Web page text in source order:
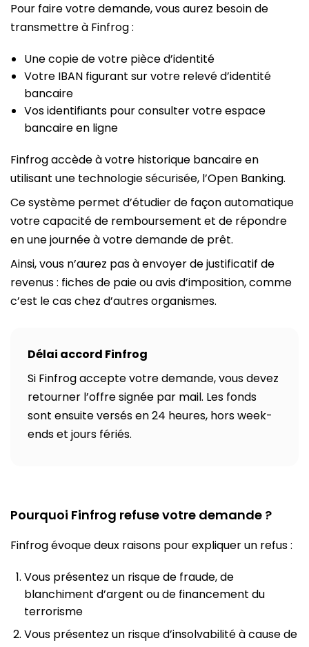
Pour faire votre demande, vous aurez besoin de
transmettre à Finfrog :
Une copie de votre pièce d’identité
Votre IBAN figurant sur votre relevé d’identité
bancaire
Vos identifiants pour consulter votre espace
bancaire en ligne
Finfrog accède à votre historique bancaire en
utilisant une technologie sécurisée, l’Open Banking.
Ce système permet d’étudier de façon automatique
votre capacité de remboursement et de répondre
en une journée à votre demande de prêt.
Ainsi, vous n’aurez pas à envoyer de justificatif de
revenus : fiches de paie ou avis d’imposition, comme
c’est le cas chez d’autres organismes.
Délai accord Finfrog
Si Finfrog accepte votre demande, vous devez
retourner l’offre signée par mail. Les fonds
sont ensuite versés en 24 heures, hors week-
ends et jours fériés.
Pourquoi Finfrog refuse votre demande ?
Finfrog évoque deux raisons pour expliquer un refus :
Vous présentez un risque de fraude, de
blanchiment d’argent ou de financement du
terrorisme
Vous présentez un risque d’insolvabilité à cause de